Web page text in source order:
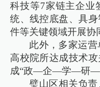
科技等7家链主企业
统、线控底盘、具
件等关键领域开展协
此外，多家运
高校院所达成技术
成“政—企—学—研—
璧山区相关负